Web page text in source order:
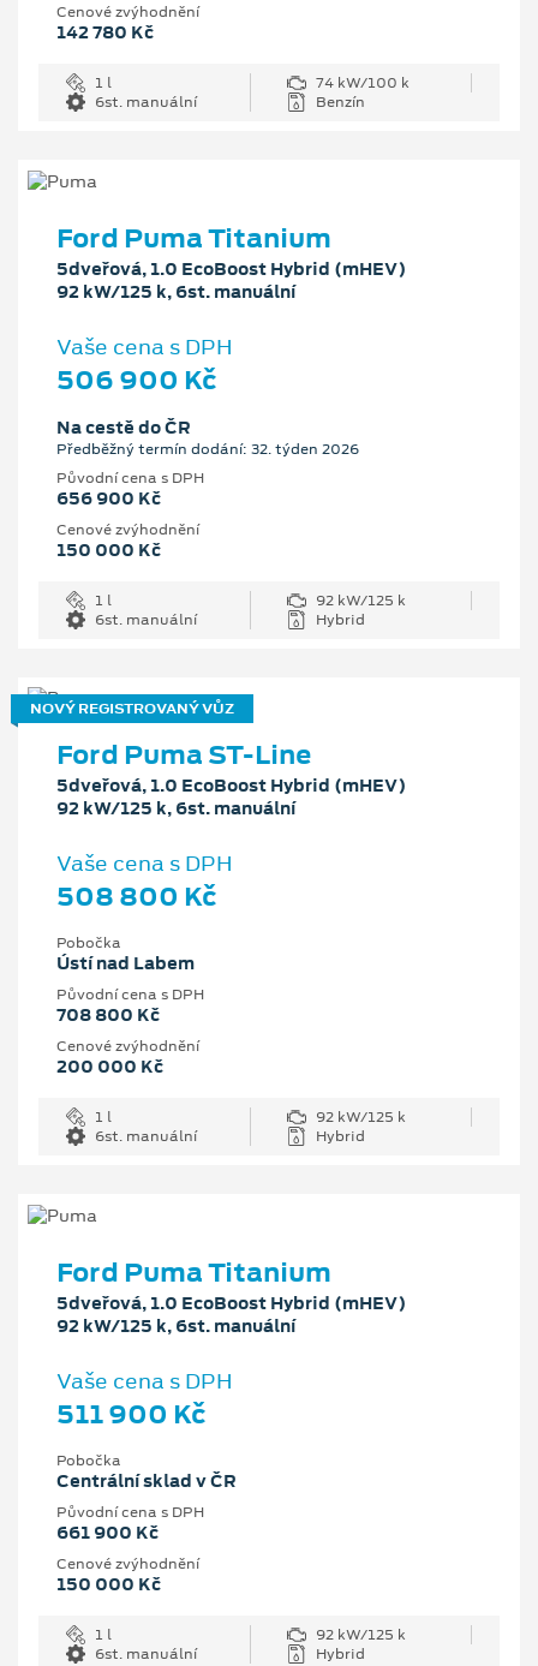
Cenové zvýhodnění
142 780 Kč
1 l
74 kW/100 k
6st. manuální
Benzín
Ford Puma Titanium
5dveřová, 1.0 EcoBoost Hybrid (mHEV)
92 kW/125 k, 6st. manuální
Vaše cena s DPH
506 900 Kč
Na cestě do ČR
Předběžný termín dodání: 32. týden 2026
Původní cena s DPH
656 900 Kč
Cenové zvýhodnění
150 000 Kč
1 l
92 kW/125 k
6st. manuální
Hybrid
NOVÝ REGISTROVANÝ VŮZ
Ford Puma ST-Line
5dveřová, 1.0 EcoBoost Hybrid (mHEV)
92 kW/125 k, 6st. manuální
Vaše cena s DPH
508 800 Kč
Pobočka
Ústí nad Labem
Původní cena s DPH
708 800 Kč
Cenové zvýhodnění
200 000 Kč
1 l
92 kW/125 k
6st. manuální
Hybrid
Ford Puma Titanium
5dveřová, 1.0 EcoBoost Hybrid (mHEV)
92 kW/125 k, 6st. manuální
Vaše cena s DPH
511 900 Kč
Pobočka
Centrální sklad v ČR
Původní cena s DPH
661 900 Kč
Cenové zvýhodnění
150 000 Kč
1 l
92 kW/125 k
6st. manuální
Hybrid